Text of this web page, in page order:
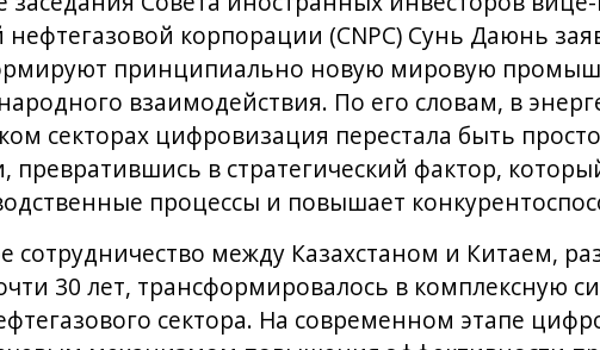
корпорации (CNPC) Сунь Даюнь
принципиально новую мировую
взаимодействия. По его словам, в
секторах цифровизация перестала быть
превратившись в стратегический фактор,
процессы и повышает
сотрудничество между Казахстаном и Китаем,
30 лет, трансформировалось в комплексную
сектора. На современном этапе